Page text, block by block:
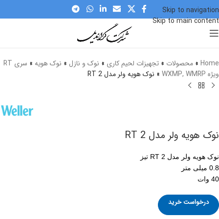
Skip to navigation
Skip to main content
برای بزرگنمایی کلیک کنید
Home
» محصولات » تجهیزات لحیم کاری » نوک و نازل » نوک هویه »
سری RT
ویژه WXMP, WMRP
» نوک هویه ولر مدل RT 2
نوک هویه ولر مدل RT 2
نوک هویه ولر مدل RT 2 تیز
0.8 میلی متر
40 وات
درخواست خرید